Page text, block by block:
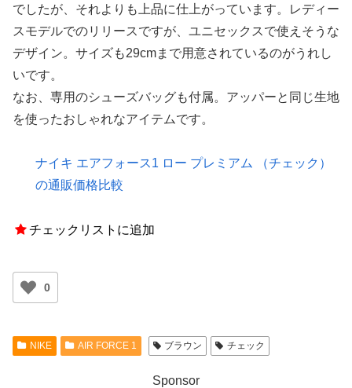
でしたが、それよりも上品に仕上がっています。レディー
スモデルでのリリースですが、ユニセックスで使えそうな
デザイン。サイズも29cmまで用意されているのがうれし
いです。
なお、専用のシューズバッグも付属。アッパーと同じ生地
を使ったおしゃれなアイテムです。
ナイキ エアフォース1 ロー プレミアム （チェック）
の通販価格比較
チェックリストに追加
0
NIKE AIR FORCE 1 ブラウン チェック
Sponsor